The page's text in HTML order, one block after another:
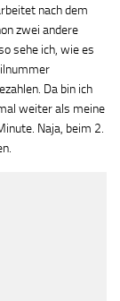
nach dem
zwei andere
sehe ich, wie es
Da bin ich
weiter als meine
Naja, beim 2.